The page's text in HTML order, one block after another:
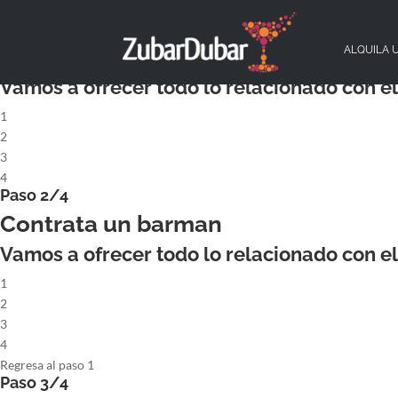
ALQUILA UN COCKTAILBAR
Vamos a ofrecer todo lo relacionado con
1
2
3
4
Paso 2/4
Contrata un barman
Vamos a ofrecer todo lo relacionado con
1
2
3
4
Regresa al paso 1
Paso 3/4
ALQUILA